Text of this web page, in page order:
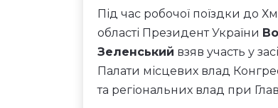
Під час робочої поїздки до
області Президент України
Зеленський взяв участь у
Палати місцевих влад
та регіональних влад при